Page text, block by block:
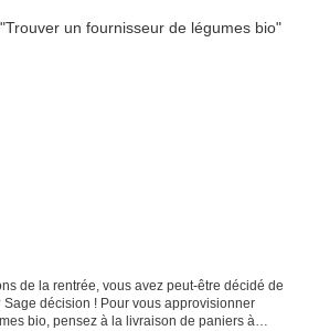
de la rentrée, vous avez peut-être décidé de
décision ! Pour vous approvisionner
bio, pensez à la livraison de paniers à